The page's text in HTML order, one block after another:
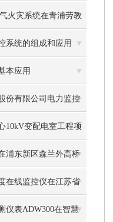
火灾系统在青浦劳教
用
系统的组成和应用
本应用
份有限公司电力监控
用
10kV变配电室工程项
系统的应用
浦东新区森兰外高桥
的应用
在线监控仪在江苏省
测治理项目中的应用
仪表ADW300在智慧